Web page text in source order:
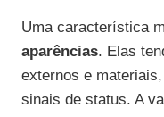
Uma característica
aparências. Elas
externos e
sinais de status. A